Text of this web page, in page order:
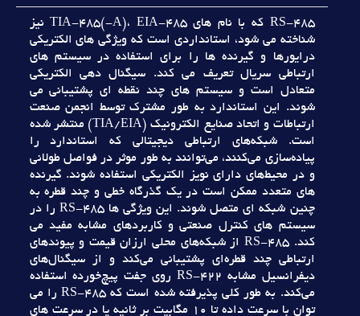
RS-485 که با نام هاي TIA-485(-A)، EIA-485 نيز
شناخته مي شود، استانداردي است که ويژگي هاي الکتريکي
درايورها و گيرنده ها را براي استفاده در سيستم هاي
ارتباطي سريال تعريف مي کند. سيگنال دهي الکتريکي
متعادل است و سيستم هاي چند نقطه اي پشتيباني مي
شوند. اين استاندارد به طور مشترک توسط انجمن صنعت
ارتباطات و اتحاد صنايع الکترونيک (TIA/EIA) منتشر شده
است. شبکه‌هاي ارتباطي ديجيتالي که استاندارد را
پياده‌سازي مي‌کنند، مي‌توانند به طور موثر در فواصل طولاني
و در محيط‌هاي داراي نويز الکتريکي استفاده شوند. گيرنده
هاي متعدد ممکن است در يک گذرگاه خطي و چند قطره به
چنين شبکه اي متصل شوند. اين ويژگي ها RS-485 را در
سيستم هاي کنترل صنعتي و کاربردهاي مشابه مفيد مي
کند. RS-485 از شبکه‌هاي محلي ارزان قيمت و پيوندهاي
ارتباطي چند قطره‌اي پشتيباني مي‌کند و از سيگنال‌هاي
ديفرانسيل مشابه RS-422 روي جفت پيچ‌خورده استفاده
مي‌کند. به طور کلي پذيرفته شده است که RS-485 را مي
توان با سرعت داده تا 10 مگابيت بر ثانيه يا در سرعت هاي